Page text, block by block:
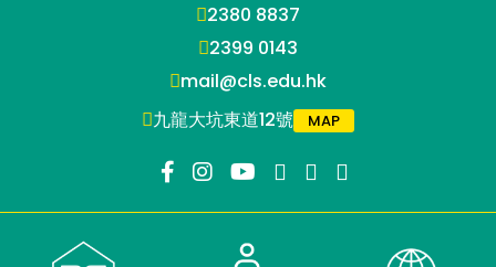
2380 8837
2399 0143
mail@cls.edu.hk
九龍大坑東道12號
MAP